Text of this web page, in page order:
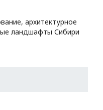
архитектурное
ландшафты Сибири